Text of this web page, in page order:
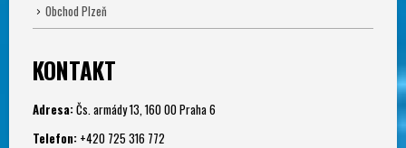
Obchod Plzeň
KONTAKT
Adresa: Čs. armády 13, 160 00 Praha 6
Telefon: +420 725 316 772